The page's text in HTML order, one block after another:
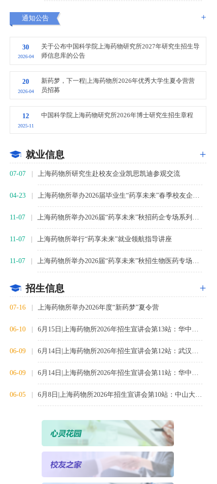
通知公告 +
30
2026-04
关于公布中国科学院上海药物研究所2027年研究生招生导
师信息库的公告
20
2026-04
新药梦，下一程|上海药物所2026年优秀大学生夏令营营
员招募
12
2025-11
中国科学院上海药物研究所2026年博士研究生招生章程
就业信息 +
07-07 上海药物所研究生赴校友企业凯思凯迪参观交流
04-23 上海药物所举办2026届毕业生“药享未来”春季校友企业专场招聘会
11-07 上海药物所举办2026届“药享未来”秋招药企专场系列活动
11-07 上海药物所举行“药享未来”就业领航指导讲座
11-07 上海药物所举办2026届“药享未来”秋招生物医药专场（第2期）
招生信息 +
07-16 上海药物所举办2026年度“新药梦”夏令营
06-10 6月15日|上海药物所2026年招生宣讲会第13站：华中农业大学
06-09 6月14日|上海药物所2026年招生宣讲会第12站：武汉大学
06-09 6月14日|上海药物所2026年招生宣讲会第11站：华中科技大学（主校区）
06-05 6月8日|上海药物所2026年招生宣讲会第10站：中山大学（深圳校区）